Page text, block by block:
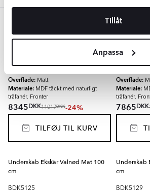
Tillåt
Anpassa
Brun
Overflade: Matt
Materiale: MDF täckt med naturligt
träfanér. Fronter
8345DKK11017DKK-24%
TILFØJ TIL KURV
Overflade:
Materiale:
träfanér.
7865DKK
Underskab Ekskär Valnød Mat 100
cm
BDK5125
Underskab
cm
BDK5129